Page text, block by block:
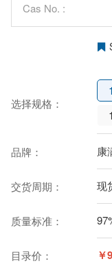
Cas No. :
选择规格：
品牌： 康
交货周期： 现
质量标准：
目录价： ￥